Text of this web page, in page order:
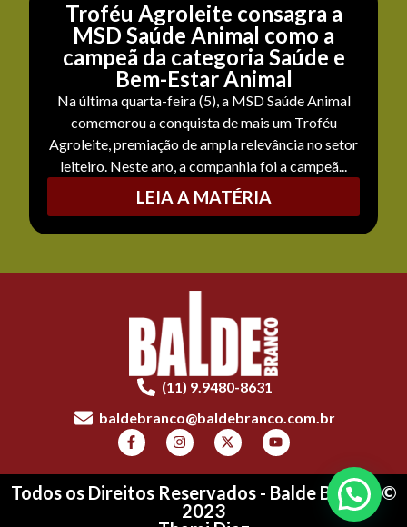
Troféu Agroleite consagra a
MSD Saúde Animal como a
campeã da categoria Saúde e
Bem-Estar Animal
Na última quarta-feira (5), a MSD Saúde Animal
comemorou a conquista de mais um Troféu
Agroleite, premiação de ampla relevância no setor
leiteiro. Neste ano, a companhia foi a campeã...
LEIA A MATÉRIA
(11) 9.9480-8631
baldebranco@baldebranco.com.br
Todos os Direitos Reservados - Balde Branco ©
2023